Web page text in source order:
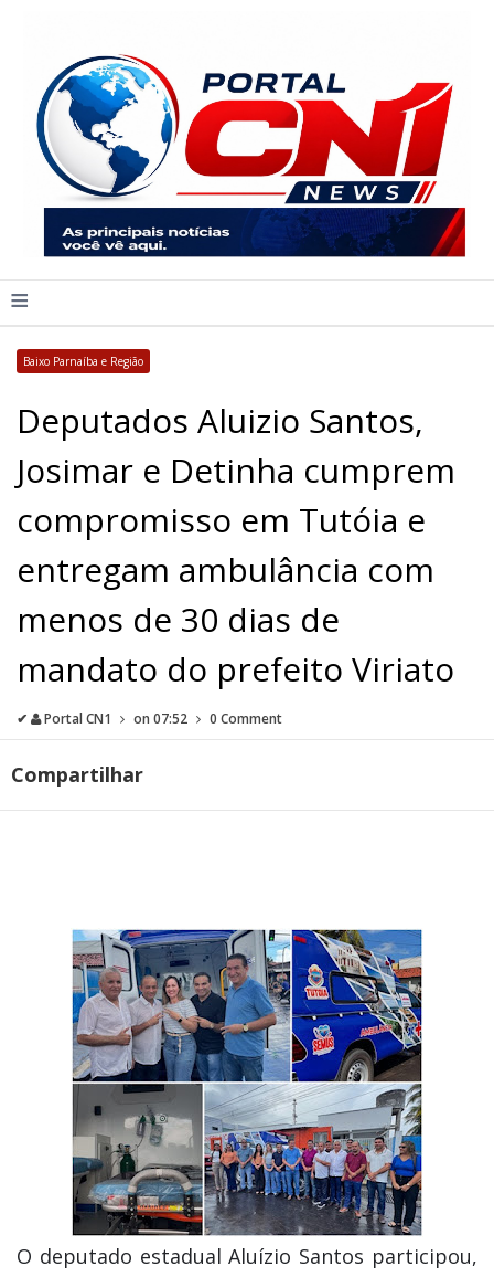
≡
Baixo Parnaíba e Região
Deputados Aluizio Santos,
Josimar e Detinha cumprem
compromisso em Tutóia e
entregam ambulância com
menos de 30 dias de
mandato do prefeito Viriato
✔ Portal CN1 on 07:52 0 Comment
Compartilhar
O deputado estadual Aluízio Santos participou,